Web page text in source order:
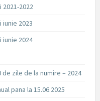
2022
2023
2024
zile de la numire – 2024
pana la 15.06.2025